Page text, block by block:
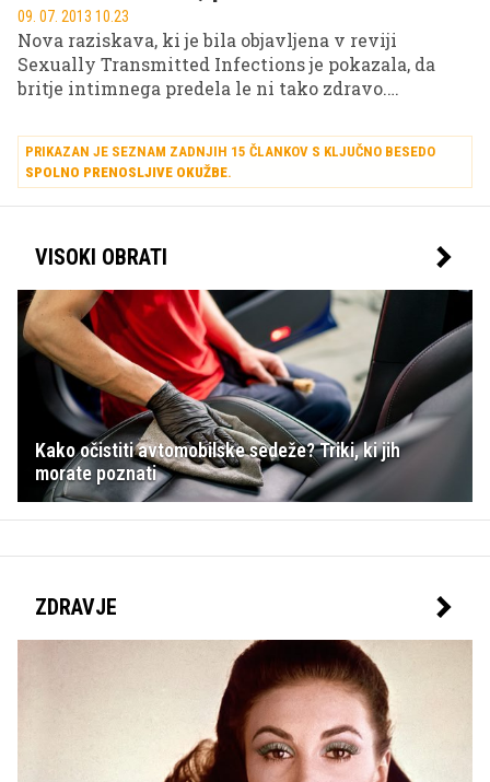
09. 07. 2013 10.23
Nova raziskava, ki je bila objavljena v reviji
Sexually Transmitted Infections je pokazala, da
britje intimnega predela le ni tako zdravo.
bolezen imenovano kontagiozne moluske.
PRIKAZAN JE SEZNAM ZADNJIH 15 ČLANKOV S KLJUČNO BESEDO
SPOLNO PRENOSLJIVE OKUŽBE.
VISOKI OBRATI
Kako očistiti avtomobilske sedeže? Triki, ki jih
morate poznati
ZDRAVJE